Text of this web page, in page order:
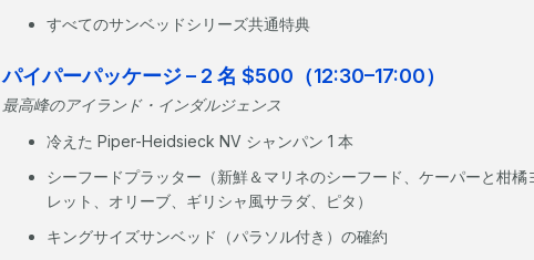
すべてのサンベッドシリーズ共通特典
パイパーパッケージ – 2 名 $500（12:30–17:00）
最高峰のアイランド・インダルジェンス
冷えた Piper-Heidsieck NV シャンパン 1 本
シーフードプラッター（新鮮＆マリネのシーフード、ケーパーと柑
レット、オリーブ、ギリシャ風サラダ、ピタ）
キングサイズサンベッド（パラソル付き）の確約